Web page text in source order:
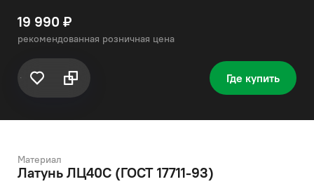
19 990 ₽
рекомендованная розничная цена
Где купить
Материал
Латунь ЛЦ40C (ГОСТ 17711-93)